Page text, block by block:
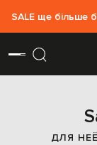
SALE ще більше
ДЛЯ НЕЁ